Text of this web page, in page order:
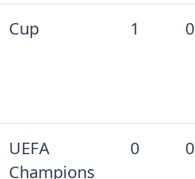
Cup 1 0
UEFA
Champions
0 0